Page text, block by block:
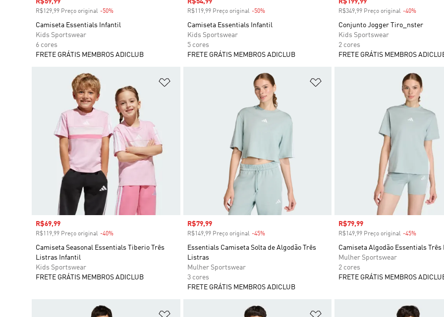
Preço com desconto
R$59,99
R$129,99 Preço original -50%
Camiseta Essentials Infantil
Kids Sportswear
6 cores
FRETE GRÁTIS MEMBROS ADICLUB
Preço com desconto
R$54,99
R$119,99 Preço original -50%Desconto
Camiseta Essentials Infantil
Kids Sportswear
5 cores
FRETE GRÁTIS MEMBROS ADICLUB
Preço com desconto
R$199,99
R$349,99 Preço original -40%
Conjunto Jogger Tiro_nster
Kids Sportswear
2 cores
FRETE GRÁTIS MEMBROS
Adicionar à Lista de Desejos
Preço com desconto
R$69,99
R$119,99 Preço original -40%
Camiseta Seasonal Essentials Tiberio Três
Listras Infantil
Kids Sportswear
FRETE GRÁTIS MEMBROS ADICLUB
Adicionar à Lista de Desejos
Preço com desconto
R$79,99
R$149,99 Preço original -45%Desconto
Essentials Camiseta Solta de Algodão Três
Listras
Mulher Sportswear
3 cores
FRETE GRÁTIS MEMBROS ADICLUB
Preço com desconto
R$79,99
R$149,99 Preço original -45%
Camiseta Algodão Essentials
Mulher Sportswear
2 cores
FRETE GRÁTIS MEMBROS
Adicionar à Lista de Desejos Adicionar à Lista de Desejos